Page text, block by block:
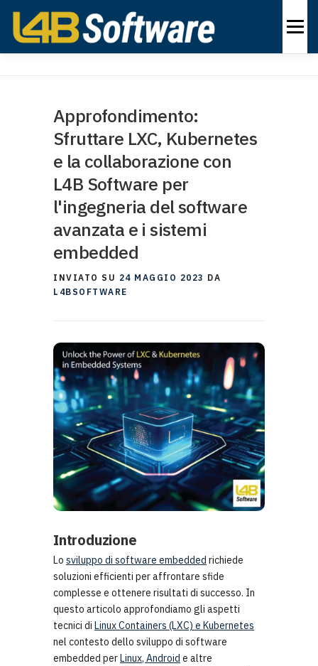
contenuto
Menu
INFORMAZIONI CONTATTO IT
Approfondimento:
Sfruttare LXC, Kubernetes
e la collaborazione con
L4B Software per
l'ingegneria del software
avanzata e i sistemi
embedded
INVIATO SU 24 MAGGIO 2023 DA
L4BSOFTWARE
Introduzione
Lo sviluppo di software embedded richiede
soluzioni efficienti per affrontare sfide
complesse e ottenere risultati di successo. In
questo articolo approfondiamo gli aspetti
tecnici di Linux Containers (LXC) e Kubernetes
nel contesto dello sviluppo di software
embedded perLinux, Android e altre